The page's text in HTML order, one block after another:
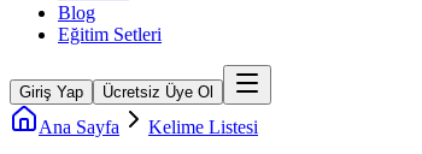
Blog
Eğitim Setleri
Giriş Yap Ücretsiz Üye Ol
Ana Sayfa Kelime Listesi